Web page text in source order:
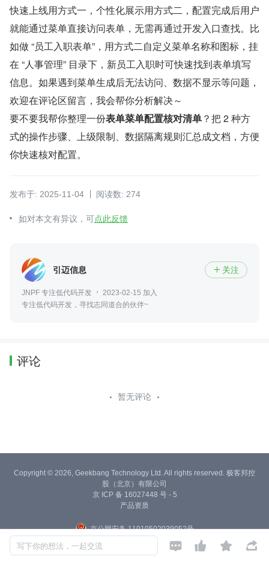
快速上线用方式一，个性化展示用方式二，配置完成后用户
就能通过菜单直接访问表单，无需再通过开发入口查找。比
如做 “员工入职表单”，用方式二自定义菜单名称和图标，挂
在 “人事管理” 目录下，新员工入职时可快速找到表单填写
信息。如果遇到菜单生成后无法访问、数据不显示等问题，
欢迎在评论区留言，我会帮你分析解决～
要不要我帮你整理一份表单菜单配置核对清单？把 2 种方
式的操作步骤、上级限制、数据隔离规则汇总成文档，方便
你快速核对配置。
发布于: 2025-11-04 阅读数: 274
如对本文有异议，可点此反馈
引迈信息  关注
JNPF 专注低代码开发
2023-02-15 加入
专注低代码开发，寻找志同道合的伙伴~
评论
暂无评论
写下你的想法，一起交流    
Copyright © 2026, Geekbang Technology Ltd. All rights reserved. 极客邦控
股（北京）有限公司
京 ICP 备 16027448 号 - 5
产品资质
京公网安备 11010502039052号